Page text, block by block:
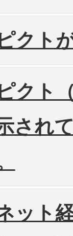
クト
クト
され
ット